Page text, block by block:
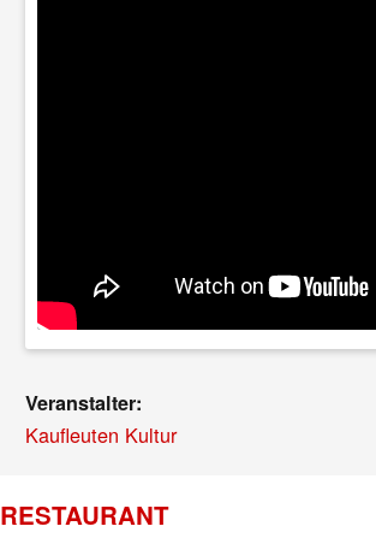
Veranstalter:
Kaufleuten Kultur
RESTAURANT